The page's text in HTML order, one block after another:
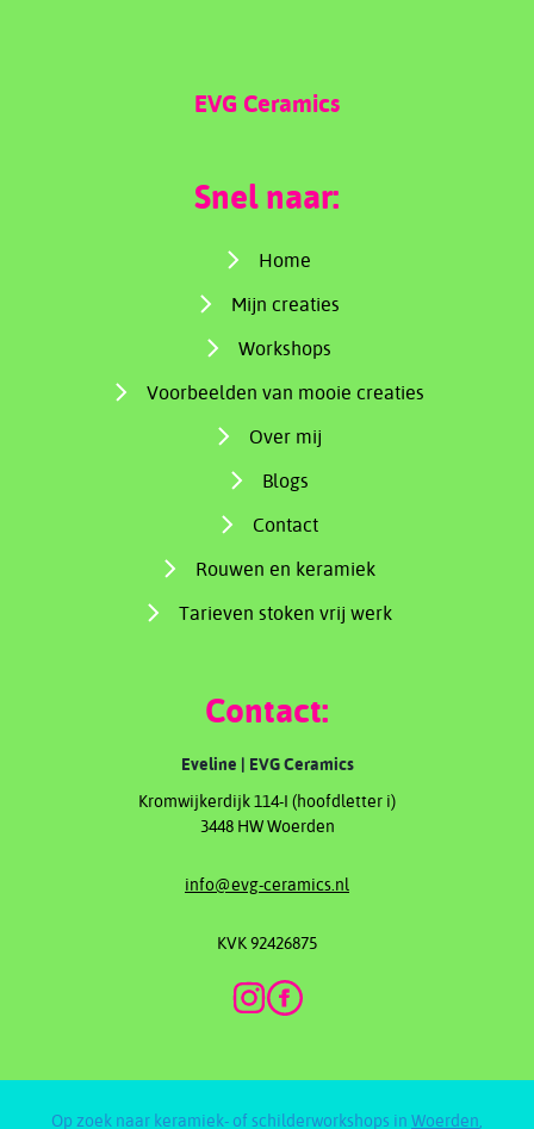
EVG Ceramics
Snel naar:
Home
Mijn creaties
Workshops
Voorbeelden van mooie creaties
Over mij
Blogs
Contact
Rouwen en keramiek
Tarieven stoken vrij werk
Contact:
Eveline | EVG Ceramics
Kromwijkerdijk 114-I (hoofdletter i)
3448 HW Woerden
info@evg-ceramics.nl
KVK 92426875
Op zoek naar keramiek- of schilderworkshops in Woerden,